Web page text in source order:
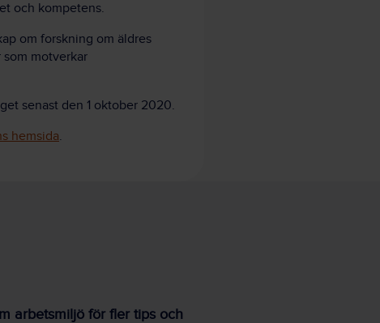
och kompetens.
om forskning om äldres
motverkar
senast den 1 oktober 2020.
hemsida.
arbetsmiljö för fler tips och